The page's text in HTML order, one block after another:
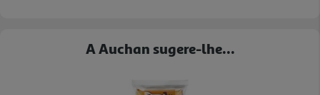
A Auchan sugere-lhe...